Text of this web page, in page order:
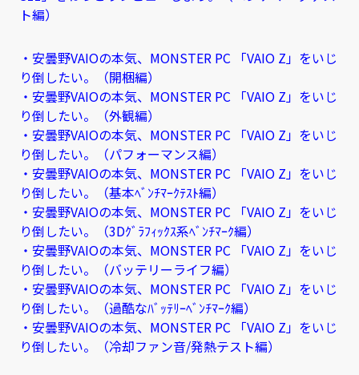
ト編）
・安曇野VAIOの本気、MONSTER PC 「VAIO Z」をいじ
り倒したい。（開梱編）
・安曇野VAIOの本気、MONSTER PC 「VAIO Z」をいじ
り倒したい。（外観編）
・安曇野VAIOの本気、MONSTER PC 「VAIO Z」をいじ
り倒したい。（パフォーマンス編）
・安曇野VAIOの本気、MONSTER PC 「VAIO Z」をいじ
り倒したい。（基本ﾍﾞﾝﾁﾏｰｸﾃｽﾄ編）
・安曇野VAIOの本気、MONSTER PC 「VAIO Z」をいじ
り倒したい。（3Dｸﾞﾗﾌｨｯｸｽ系ﾍﾞﾝﾁﾏｰｸ編）
・安曇野VAIOの本気、MONSTER PC 「VAIO Z」をいじ
り倒したい。（バッテリーライフ編）
・安曇野VAIOの本気、MONSTER PC 「VAIO Z」をいじ
り倒したい。（過酷なﾊﾞｯﾃﾘｰﾍﾞﾝﾁﾏｰｸ編）
・安曇野VAIOの本気、MONSTER PC 「VAIO Z」をいじ
り倒したい。（冷却ファン音/発熱テスト編）